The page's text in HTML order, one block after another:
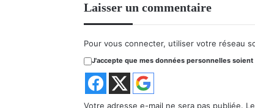
Laisser un commentaire
Pour vous connecter, utiliser votre réseau
J'accepte que mes données personnelles
Votre adresse e-mail ne sera pas publiée.